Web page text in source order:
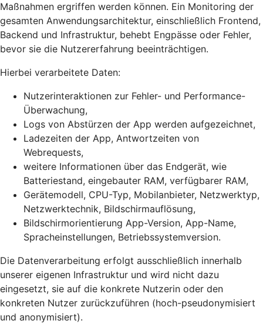
Maßnahmen ergriffen werden können. Ein Monitoring der
gesamten Anwendungsarchitektur, einschließlich Frontend,
Backend und Infrastruktur, behebt Engpässe oder Fehler,
bevor sie die Nutzererfahrung beeinträchtigen.
Hierbei verarbeitete Daten:
Nutzerinteraktionen zur Fehler- und Performance-
Überwachung,
Logs von Abstürzen der App werden aufgezeichnet,
Ladezeiten der App, Antwortzeiten von
Webrequests,
weitere Informationen über das Endgerät, wie
Batteriestand, eingebauter RAM, verfügbarer RAM,
Gerätemodell, CPU-Typ, Mobilanbieter, Netzwerktyp,
Netzwerktechnik, Bildschirmauflösung,
Bildschirmorientierung App-Version, App-Name,
Spracheinstellungen, Betriebssystemversion.
Die Datenverarbeitung erfolgt ausschließlich innerhalb
unserer eigenen Infrastruktur und wird nicht dazu
eingesetzt, sie auf die konkrete Nutzerin oder den
konkreten Nutzer zurückzuführen (hoch-pseudonymisiert
und anonymisiert).